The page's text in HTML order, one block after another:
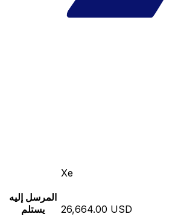
Xe
المرسل إليه
يستلم
26,664.00 USD